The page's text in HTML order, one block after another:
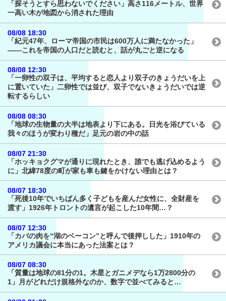
「探そうとすら思わないでください」高さ116メートル、世界
一高い木が地図から消された理由
08/08 18:30
「紀元47年、ローマ帝国の市民は600万人に満たなかった」
——これを帝国の人口だと読むと、話が丸ごと逆になる
08/08 12:30
「一卵性の双子は、平均すると恋人より双子のきょうだいを上
に置いていた」二卵性では並び、双子でないきょうだいでは逆
転するらしい
08/08 08:30
「地球の生物量の大半は地表より下にある。日光を浴びている
我々のほうが変わり種だ」足元の岩の中の話
08/07 21:30
「ホッキョクグマが通りに現れたとき、誰でも逃げ込めるよう
に」北緯78度の町が家も車も鍵をかけない理由とは？
08/07 18:30
「死後10年でいちばん多く子どもを産んだ女性に、全財産を
渡す」1926年トロントの遺言が起こした10年間…？
08/07 12:30
「カバの肉を“湖のベーコン”と呼んで後押しした」1910年の
アメリカ議会に本当にあった法案とは？
08/07 08:30
「質量は地球の81分の1。木星とガニメデなら1万2800分の
1」月がどれだけ規格外なのか、数字で並べてみると…